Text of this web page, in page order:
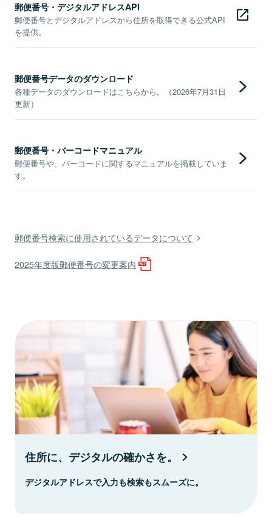
郵便番号・デジタルアドレスAPI
郵便番号とデジタルアドレスから住所を取得できる公式API
を提供。
郵便番号データのダウンロード
各種データのダウンロードはこちらから。（2026年7月31日
更新）
郵便番号・バーコードマニュアル
郵便番号や、バーコードに関するマニュアルを掲載していま
す。
郵便番号検索に使用されているデータについて
2025年度版郵便番号の変更案内
住所に、デジタルの確かさを。
デジタルアドレスで入力も検索もスムーズに。